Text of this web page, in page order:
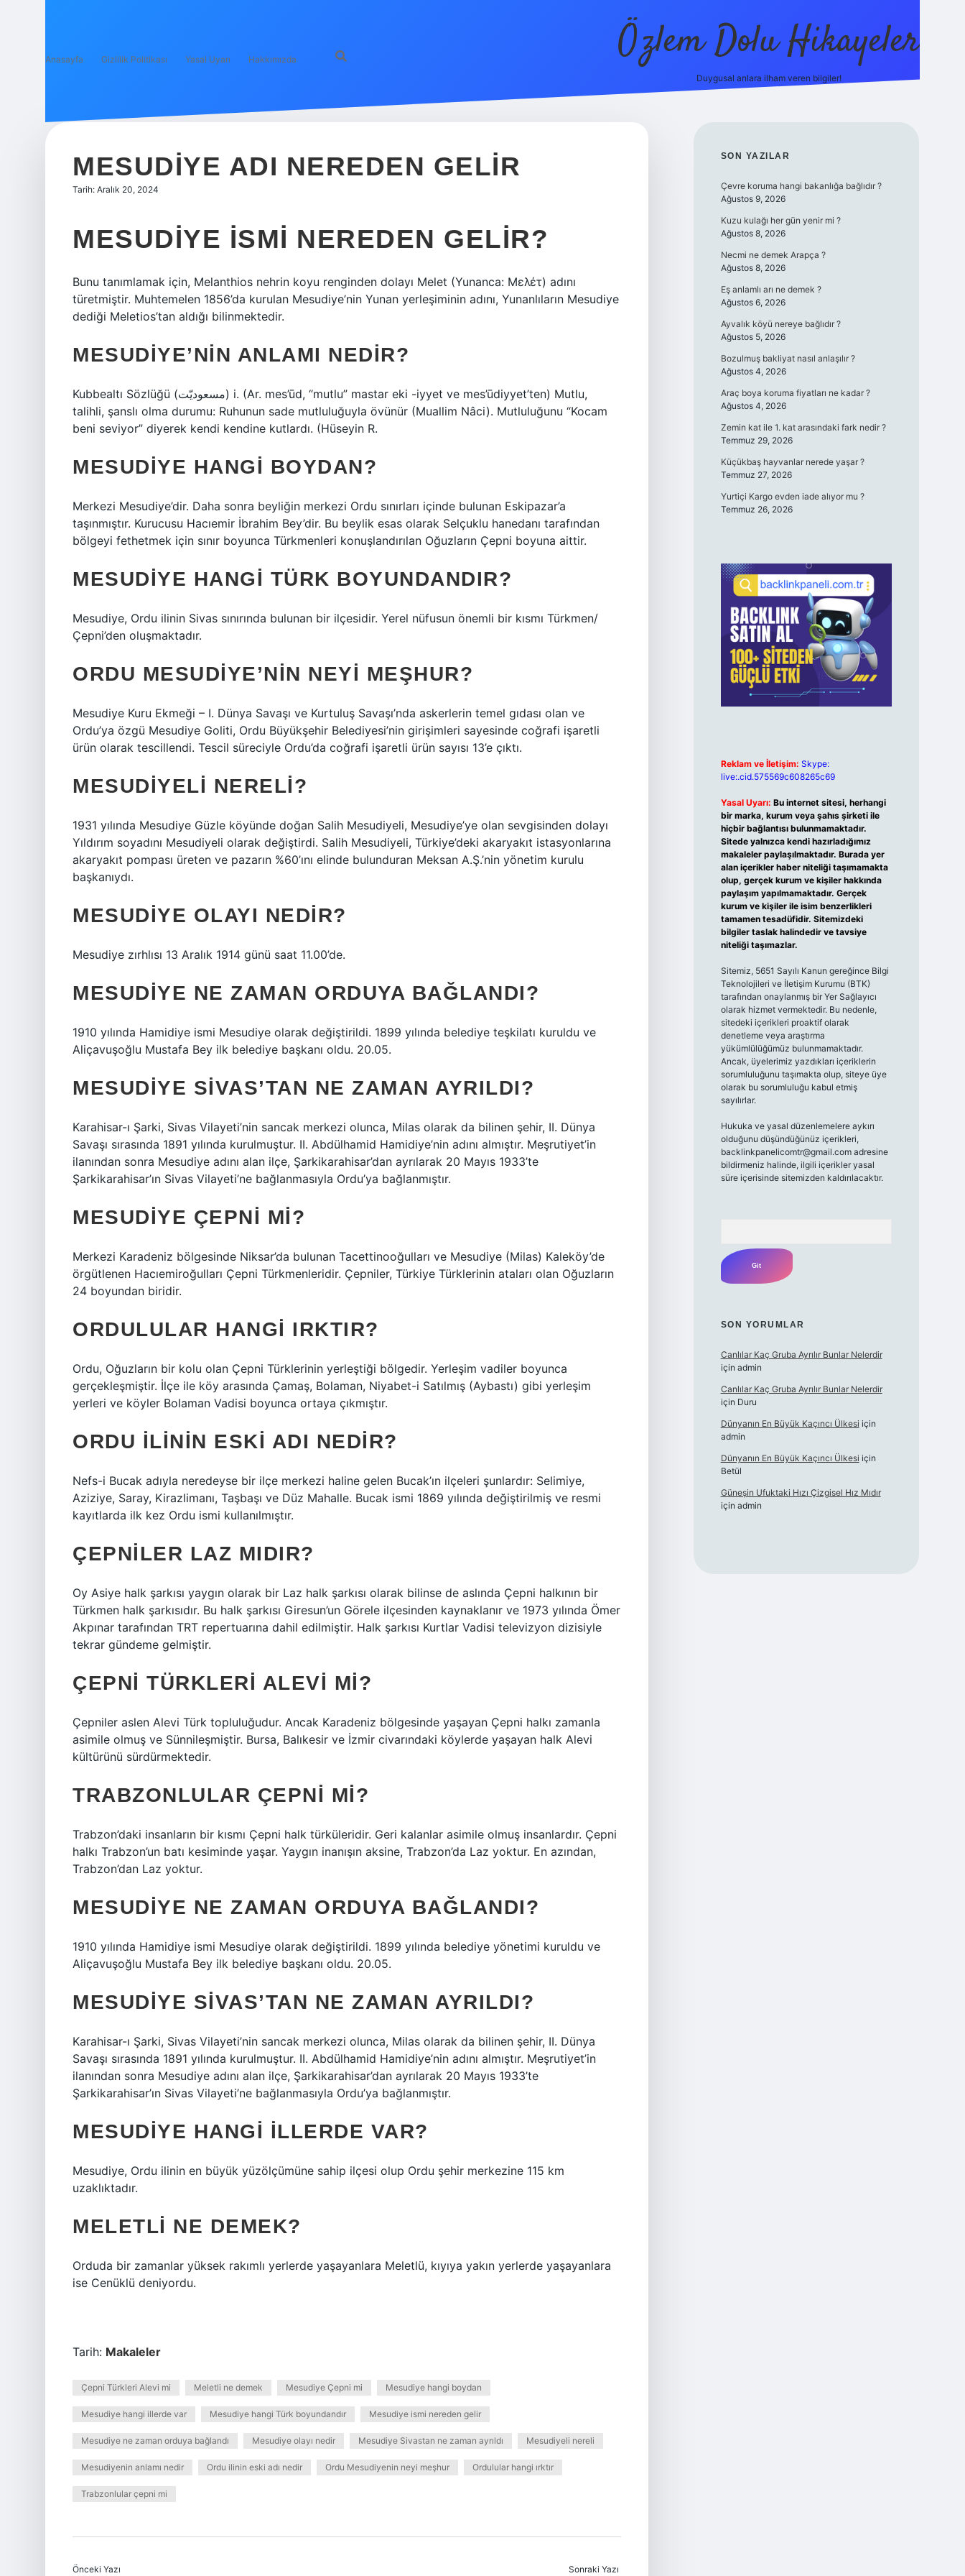
Anasayfa Gizlilik Politikası Yasal Uyarı Hakkımızda Özlem Dolu Hikayeler
Duygusal anlara ilham veren bilgiler!
MESUDIYE ADI NEREDEN GELIR
Tarih: Aralık 20, 2024
MESUDIYE ISMI NEREDEN GELIR?
Bunu tanımlamak için, Melanthios nehrin koyu renginden dolayı Melet (Yunanca: Μελέτ) adını
türetmiştir. Muhtemelen 1856’da kurulan Mesudiye’nin Yunan yerleşiminin adını, Yunanlıların Mesudiye
dediği Meletios’tan aldığı bilinmektedir.
MESUDIYE’NIN ANLAMI NEDIR?
Kubbealtı Sözlüğü (ﻣﺴﻌﻮﺩﻳّﺖ) i. (Ar. mes’ūd, “mutlu” mastar eki -iyyet ve mes’ūdiyyet’ten) Mutlu,
talihli, şanslı olma durumu: Ruhunun sade mutluluğuyla övünür (Muallim Nâci). Mutluluğunu “Kocam
beni seviyor” diyerek kendi kendine kutlardı. (Hüseyin R.
MESUDIYE HANGI BOYDAN?
Merkezi Mesudiye’dir. Daha sonra beyliğin merkezi Ordu sınırları içinde bulunan Eskipazar’a
taşınmıştır. Kurucusu Hacıemir İbrahim Bey’dir. Bu beylik esas olarak Selçuklu hanedanı tarafından
bölgeyi fethetmek için sınır boyunca Türkmenleri konuşlandırılan Oğuzların Çepni boyuna aittir.
MESUDIYE HANGI TÜRK BOYUNDANDIR?
Mesudiye, Ordu ilinin Sivas sınırında bulunan bir ilçesidir. Yerel nüfusun önemli bir kısmı Türkmen/
Çepni’den oluşmaktadır.
ORDU MESUDIYE’NIN NEYI MEŞHUR?
Mesudiye Kuru Ekmeği – I. Dünya Savaşı ve Kurtuluş Savaşı’nda askerlerin temel gıdası olan ve
Ordu’ya özgü Mesudiye Goliti, Ordu Büyükşehir Belediyesi’nin girişimleri sayesinde coğrafi işaretli
ürün olarak tescillendi. Tescil süreciyle Ordu’da coğrafi işaretli ürün sayısı 13’e çıktı.
MESUDIYELI NERELI?
1931 yılında Mesudiye Güzle köyünde doğan Salih Mesudiyeli, Mesudiye’ye olan sevgisinden dolayı
Yıldırım soyadını Mesudiyeli olarak değiştirdi. Salih Mesudiyeli, Türkiye’deki akaryakıt istasyonlarına
akaryakıt pompası üreten ve pazarın %60’ını elinde bulunduran Meksan A.Ş.’nin yönetim kurulu
başkanıydı.
MESUDIYE OLAYI NEDIR?
Mesudiye zırhlısı 13 Aralık 1914 günü saat 11.00’de.
MESUDIYE NE ZAMAN ORDUYA BAĞLANDI?
1910 yılında Hamidiye ismi Mesudiye olarak değiştirildi. 1899 yılında belediye teşkilatı kuruldu ve
Aliçavuşoğlu Mustafa Bey ilk belediye başkanı oldu. 20.05.
MESUDIYE SIVAS’TAN NE ZAMAN AYRILDI?
Karahisar-ı Şarki, Sivas Vilayeti’nin sancak merkezi olunca, Milas olarak da bilinen şehir, II. Dünya
Savaşı sırasında 1891 yılında kurulmuştur. II. Abdülhamid Hamidiye’nin adını almıştır. Meşrutiyet’in
ilanından sonra Mesudiye adını alan ilçe, Şarkikarahisar’dan ayrılarak 20 Mayıs 1933’te
Şarkikarahisar’ın Sivas Vilayeti’ne bağlanmasıyla Ordu’ya bağlanmıştır.
MESUDIYE ÇEPNI MI?
Merkezi Karadeniz bölgesinde Niksar’da bulunan Tacettinooğulları ve Mesudiye (Milas) Kaleköy’de
örgütlenen Hacıemiroğulları Çepni Türkmenleridir. Çepniler, Türkiye Türklerinin ataları olan Oğuzların
24 boyundan biridir.
ORDULULAR HANGI IRKTIR?
Ordu, Oğuzların bir kolu olan Çepni Türklerinin yerleştiği bölgedir. Yerleşim vadiler boyunca
gerçekleşmiştir. İlçe ile köy arasında Çamaş, Bolaman, Niyabet-i Satılmış (Aybastı) gibi yerleşim
yerleri ve köyler Bolaman Vadisi boyunca ortaya çıkmıştır.
ORDU ILININ ESKI ADI NEDIR?
Nefs-i Bucak adıyla neredeyse bir ilçe merkezi haline gelen Bucak’ın ilçeleri şunlardır: Selimiye,
Aziziye, Saray, Kirazlimanı, Taşbaşı ve Düz Mahalle. Bucak ismi 1869 yılında değiştirilmiş ve resmi
kayıtlarda ilk kez Ordu ismi kullanılmıştır.
ÇEPNILER LAZ MIDIR?
Oy Asiye halk şarkısı yaygın olarak bir Laz halk şarkısı olarak bilinse de aslında Çepni halkının bir
Türkmen halk şarkısıdır. Bu halk şarkısı Giresun’un Görele ilçesinden kaynaklanır ve 1973 yılında Ömer
Akpınar tarafından TRT repertuarına dahil edilmiştir. Halk şarkısı Kurtlar Vadisi televizyon dizisiyle
tekrar gündeme gelmiştir.
ÇEPNI TÜRKLERI ALEVI MI?
Çepniler aslen Alevi Türk topluluğudur. Ancak Karadeniz bölgesinde yaşayan Çepni halkı zamanla
asimile olmuş ve Sünnileşmiştir. Bursa, Balıkesir ve İzmir civarındaki köylerde yaşayan halk Alevi
kültürünü sürdürmektedir.
TRABZONLULAR ÇEPNI MI?
Trabzon’daki insanların bir kısmı Çepni halk türküleridir. Geri kalanlar asimile olmuş insanlardır. Çepni
halkı Trabzon’un batı kesiminde yaşar. Yaygın inanışın aksine, Trabzon’da Laz yoktur. En azından,
Trabzon’dan Laz yoktur.
MESUDIYE NE ZAMAN ORDUYA BAĞLANDI?
1910 yılında Hamidiye ismi Mesudiye olarak değiştirildi. 1899 yılında belediye yönetimi kuruldu ve
Aliçavuşoğlu Mustafa Bey ilk belediye başkanı oldu. 20.05.
MESUDIYE SIVAS’TAN NE ZAMAN AYRILDI?
Karahisar-ı Şarki, Sivas Vilayeti’nin sancak merkezi olunca, Milas olarak da bilinen şehir, II. Dünya
Savaşı sırasında 1891 yılında kurulmuştur. II. Abdülhamid Hamidiye’nin adını almıştır. Meşrutiyet’in
ilanından sonra Mesudiye adını alan ilçe, Şarkikarahisar’dan ayrılarak 20 Mayıs 1933’te
Şarkikarahisar’ın Sivas Vilayeti’ne bağlanmasıyla Ordu’ya bağlanmıştır.
MESUDIYE HANGI ILLERDE VAR?
Mesudiye, Ordu ilinin en büyük yüzölçümüne sahip ilçesi olup Ordu şehir merkezine 115 km
uzaklıktadır.
MELETLI NE DEMEK?
Orduda bir zamanlar yüksek rakımlı yerlerde yaşayanlara Meletlü, kıyıya yakın yerlerde yaşayanlara
ise Cenüklü deniyordu.
Tarih: Makaleler
Çepni Türkleri Alevi mi Meletli ne demek Mesudiye Çepni mi Mesudiye hangi boydan
Mesudiye hangi illerde var Mesudiye hangi Türk boyundandır Mesudiye ismi nereden gelir
Mesudiye ne zaman orduya bağlandı Mesudiye olayı nedir Mesudiye Sivastan ne zaman ayrıldı Mesudiyeli nereli
Mesudiyenin anlamı nedir Ordu ilinin eski adı nedir Ordu Mesudiyenin neyi meşhur Ordulular hangi ırktır
Trabzonlular çepni mi
Önceki Yazı Sonraki Yazı
SIDEBAR
SON YAZILAR
Çevre koruma hangi bakanlığa bağlıdır ?
Ağustos 9, 2026
Kuzu kulağı her gün yenir mi ?
Ağustos 8, 2026
Necmi ne demek Arapça ?
Ağustos 8, 2026
Eş anlamlı arı ne demek ?
Ağustos 6, 2026
Ayvalık köyü nereye bağlıdır ?
Ağustos 5, 2026
Bozulmuş bakliyat nasıl anlaşılır ?
Ağustos 4, 2026
Araç boya koruma fiyatları ne kadar ?
Ağustos 4, 2026
Zemin kat ile 1. kat arasındaki fark nedir ?
Temmuz 29, 2026
Küçükbaş hayvanlar nerede yaşar ?
Temmuz 27, 2026
Yurtiçi Kargo evden iade alıyor mu ?
Temmuz 26, 2026
Reklam ve İletişim: Skype:
live:.cid.575569c608265c69
Yasal Uyarı: Bu internet sitesi, herhangi
bir marka, kurum veya şahıs şirketi ile
hiçbir bağlantısı bulunmamaktadır.
Sitede yalnızca kendi hazırladığımız
makaleler paylaşılmaktadır. Burada yer
alan içerikler haber niteliği taşımamakta
olup, gerçek kurum ve kişiler hakkında
paylaşım yapılmamaktadır. Gerçek
kurum ve kişiler ile isim benzerlikleri
tamamen tesadüfidir. Sitemizdeki
bilgiler taslak halindedir ve tavsiye
niteliği taşımazlar.
Sitemiz, 5651 Sayılı Kanun gereğince Bilgi
Teknolojileri ve İletişim Kurumu (BTK)
tarafından onaylanmış bir Yer Sağlayıcı
olarak hizmet vermektedir. Bu nedenle,
sitedeki içerikleri proaktif olarak
denetleme veya araştırma
yükümlülüğümüz bulunmamaktadır.
Ancak, üyelerimiz yazdıkları içeriklerin
sorumluluğunu taşımakta olup, siteye üye
olarak bu sorumluluğu kabul etmiş
sayılırlar.
Hukuka ve yasal düzenlemelere aykırı
olduğunu düşündüğünüz içerikleri,
backlinkpanelicomtr@gmail.comadresine
bildirmeniz halinde, ilgili içerikler yasal
süre içerisinde sitemizden kaldırılacaktır.
SON YORUMLAR
Canlılar Kaç Gruba Ayrılır Bunlar Nelerdir
için admin
Canlılar Kaç Gruba Ayrılır Bunlar Nelerdir
için Duru
Dünyanın En Büyük Kaçıncı Ülkesi için
admin
Dünyanın En Büyük Kaçıncı Ülkesi için
Betül
Güneşin Ufuktaki Hızı Çizgisel Hız Mıdır
için admin